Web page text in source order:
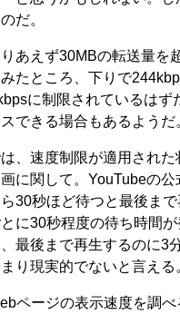
だ。
あえず30MBの転送量を
みたところ、下りで
に制限されているはず
できる場合もあるようだ
、速度制限が適用された
に関して。YouTubeの
30秒ほど待つと最後ま
に30秒程度の待ち時間
最後まで再生するのに3
り現実的でないと言える
ページの表示速度を調べ